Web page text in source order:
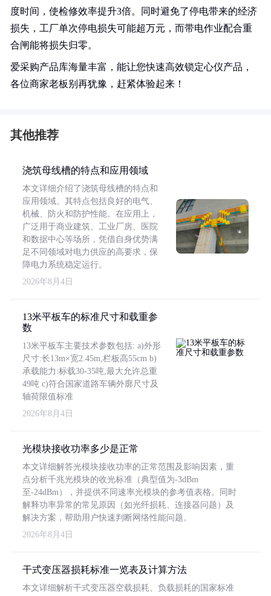
度时间，使检修效率提升3倍。同时避免了停电带来的经济
损失，工厂单次停电损失可能超万元，而带电作业配合重
合闸能将损失归零。
爱采购产品库海量丰富，能让您快速高效锁定心仪产品，
各位商家老板别再犹豫，赶紧体验起来！
其他推荐
浇筑母线槽的特点和应用领域
本文详细介绍了浇筑母线槽的特点和
应用领域。其特点包括良好的电气、
机械、防火和防护性能。在应用上，
广泛用于商业建筑、工业厂房、医院
和数据中心等场所，凭借自身优势满
足不同领域对电力供应的高要求，保
障电力系统稳定运行。
2026年8月4日
13米平板车的标准尺寸和载重参
数
13米平板车主要技术参数包括: a)外形
尺寸:长13m×宽2.45m,栏板高55cm b)
承载能力:标载30-35吨,最大允许总重
49吨 c)符合国家道路车辆外廓尺寸及
轴荷限值标准
2026年8月4日
光模块接收功率多少是正常
本文详细解答光模块接收功率的正常范围及影响因素，重
点分析千兆光模块的收光标准（典型值为-3dBm
至-24dBm），并提供不同速率光模块的参考值表格。同时
解释功率异常的常见原因（如光纤损耗、连接器问题）及
解决方案，帮助用户快速判断网络性能问题。
2026年8月4日
干式变压器损耗标准一览表及计算方法
本文详细解析干式变压器空载损耗、负载损耗的国家标准